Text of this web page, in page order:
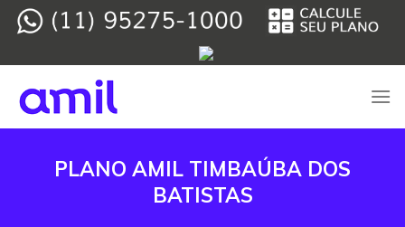
Skip
PLANO AMIL TIMBAÚBA DOS
BATISTAS